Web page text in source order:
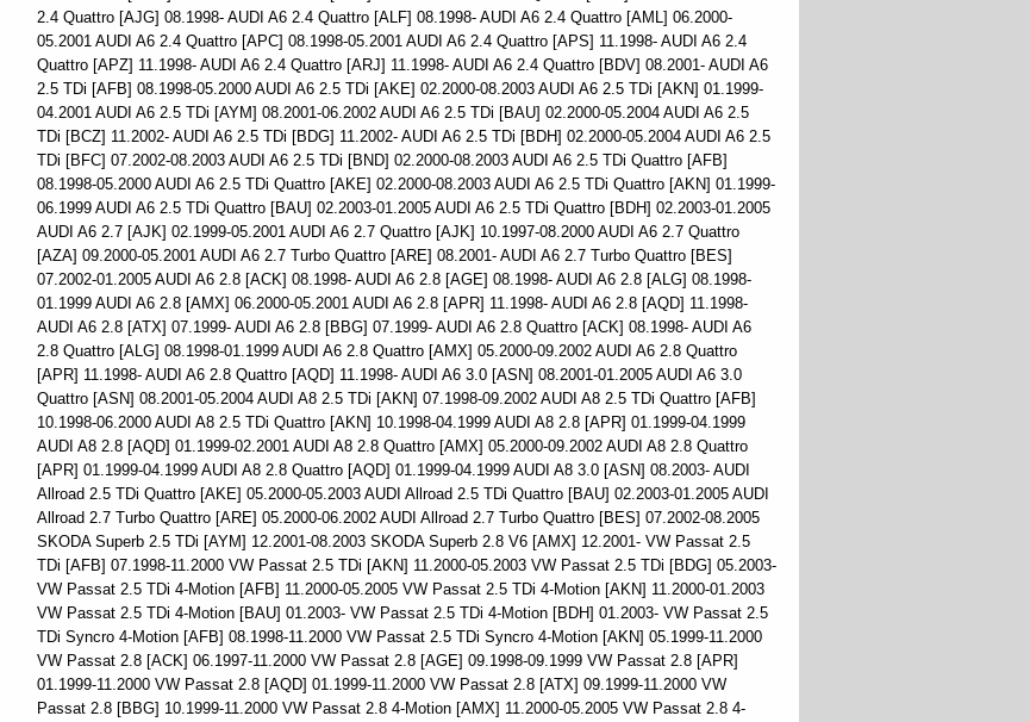
2.4 Quattro [AJG] 08.1998- AUDI A6 2.4 Quattro [ALF] 08.1998- AUDI A6 2.4 Quattro [AML] 06.2000-
05.2001 AUDI A6 2.4 Quattro [APC] 08.1998-05.2001 AUDI A6 2.4 Quattro [APS] 11.1998- AUDI A6 2.4
Quattro [APZ] 11.1998- AUDI A6 2.4 Quattro [ARJ] 11.1998- AUDI A6 2.4 Quattro [BDV] 08.2001- AUDI A6
2.5 TDi [AFB] 08.1998-05.2000 AUDI A6 2.5 TDi [AKE] 02.2000-08.2003 AUDI A6 2.5 TDi [AKN] 01.1999-
04.2001 AUDI A6 2.5 TDi [AYM] 08.2001-06.2002 AUDI A6 2.5 TDi [BAU] 02.2000-05.2004 AUDI A6 2.5
TDi [BCZ] 11.2002- AUDI A6 2.5 TDi [BDG] 11.2002- AUDI A6 2.5 TDi [BDH] 02.2000-05.2004 AUDI A6 2.5
TDi [BFC] 07.2002-08.2003 AUDI A6 2.5 TDi [BND] 02.2000-08.2003 AUDI A6 2.5 TDi Quattro [AFB]
08.1998-05.2000 AUDI A6 2.5 TDi Quattro [AKE] 02.2000-08.2003 AUDI A6 2.5 TDi Quattro [AKN] 01.1999-
06.1999 AUDI A6 2.5 TDi Quattro [BAU] 02.2003-01.2005 AUDI A6 2.5 TDi Quattro [BDH] 02.2003-01.2005
AUDI A6 2.7 [AJK] 02.1999-05.2001 AUDI A6 2.7 Quattro [AJK] 10.1997-08.2000 AUDI A6 2.7 Quattro
[AZA] 09.2000-05.2001 AUDI A6 2.7 Turbo Quattro [ARE] 08.2001- AUDI A6 2.7 Turbo Quattro [BES]
07.2002-01.2005 AUDI A6 2.8 [ACK] 08.1998- AUDI A6 2.8 [AGE] 08.1998- AUDI A6 2.8 [ALG] 08.1998-
01.1999 AUDI A6 2.8 [AMX] 06.2000-05.2001 AUDI A6 2.8 [APR] 11.1998- AUDI A6 2.8 [AQD] 11.1998-
AUDI A6 2.8 [ATX] 07.1999- AUDI A6 2.8 [BBG] 07.1999- AUDI A6 2.8 Quattro [ACK] 08.1998- AUDI A6
2.8 Quattro [ALG] 08.1998-01.1999 AUDI A6 2.8 Quattro [AMX] 05.2000-09.2002 AUDI A6 2.8 Quattro
[APR] 11.1998- AUDI A6 2.8 Quattro [AQD] 11.1998- AUDI A6 3.0 [ASN] 08.2001-01.2005 AUDI A6 3.0
Quattro [ASN] 08.2001-05.2004 AUDI A8 2.5 TDi [AKN] 07.1998-09.2002 AUDI A8 2.5 TDi Quattro [AFB]
10.1998-06.2000 AUDI A8 2.5 TDi Quattro [AKN] 10.1998-04.1999 AUDI A8 2.8 [APR] 01.1999-04.1999
AUDI A8 2.8 [AQD] 01.1999-02.2001 AUDI A8 2.8 Quattro [AMX] 05.2000-09.2002 AUDI A8 2.8 Quattro
[APR] 01.1999-04.1999 AUDI A8 2.8 Quattro [AQD] 01.1999-04.1999 AUDI A8 3.0 [ASN] 08.2003- AUDI
Allroad 2.5 TDi Quattro [AKE] 05.2000-05.2003 AUDI Allroad 2.5 TDi Quattro [BAU] 02.2003-01.2005 AUDI
Allroad 2.7 Turbo Quattro [ARE] 05.2000-06.2002 AUDI Allroad 2.7 Turbo Quattro [BES] 07.2002-08.2005
SKODA Superb 2.5 TDi [AYM] 12.2001-08.2003 SKODA Superb 2.8 V6 [AMX] 12.2001- VW Passat 2.5
TDi [AFB] 07.1998-11.2000 VW Passat 2.5 TDi [AKN] 11.2000-05.2003 VW Passat 2.5 TDi [BDG] 05.2003-
VW Passat 2.5 TDi 4-Motion [AFB] 11.2000-05.2005 VW Passat 2.5 TDi 4-Motion [AKN] 11.2000-01.2003
VW Passat 2.5 TDi 4-Motion [BAU] 01.2003- VW Passat 2.5 TDi 4-Motion [BDH] 01.2003- VW Passat 2.5
TDi Syncro 4-Motion [AFB] 08.1998-11.2000 VW Passat 2.5 TDi Syncro 4-Motion [AKN] 05.1999-11.2000
VW Passat 2.8 [ACK] 06.1997-11.2000 VW Passat 2.8 [AGE] 09.1998-09.1999 VW Passat 2.8 [APR]
01.1999-11.2000 VW Passat 2.8 [AQD] 01.1999-11.2000 VW Passat 2.8 [ATX] 09.1999-11.2000 VW
Passat 2.8 [BBG] 10.1999-11.2000 VW Passat 2.8 4-Motion [AMX] 11.2000-05.2005 VW Passat 2.8 4-